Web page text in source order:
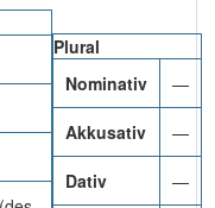
Plural
Nominativ
—
Akkusativ —
Dativ —